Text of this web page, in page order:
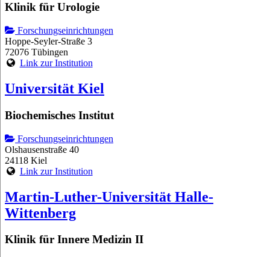
Klinik für Urologie
Forschungseinrichtungen
Hoppe-Seyler-Straße 3
72076 Tübingen
Link zur Institution
Universität Kiel
Biochemisches Institut
Forschungseinrichtungen
Olshausenstraße 40
24118 Kiel
Link zur Institution
Martin-Luther-Universität Halle-
Wittenberg
Klinik für Innere Medizin II